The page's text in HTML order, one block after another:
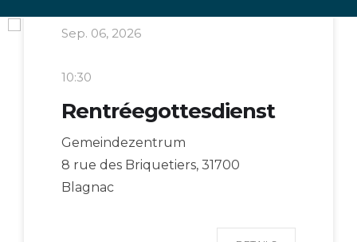
Sep. 06, 2026
10:30
Rentréegottesdienst
Gemeindezentrum
8 rue des Briquetiers, 31700
Blagnac